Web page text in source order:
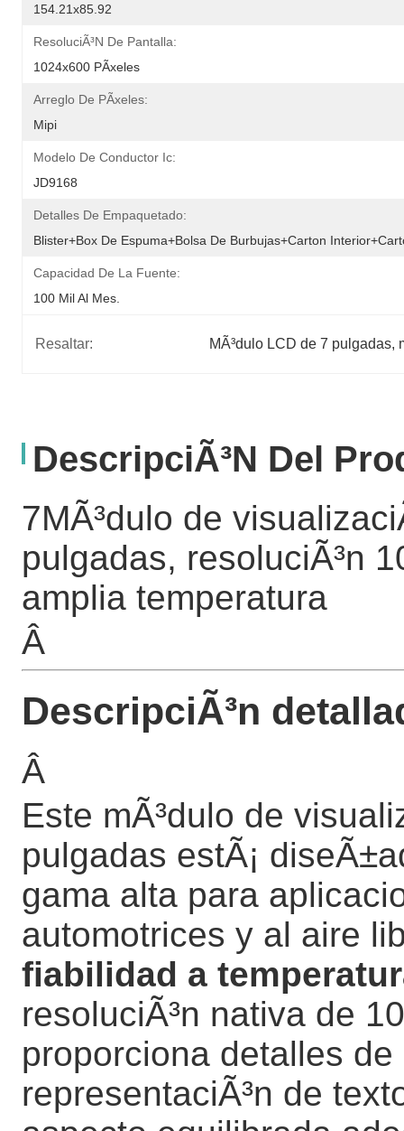
154.21x85.92
ResoluciÃ³n De Pantalla:
1024x600 PÃ­xeles
Arreglo De PÃ­xeles:
Mipi
Modelo De Conductor Ic:
JD9168
Detalles De Empaquetado:
Blister+Box De Espuma+bolsa De Burbujas+Carton
Capacidad De La Fuente:
100 Mil Al Mes.
Resaltar: MÃ³dulo LCD de 7 pulgadas,
DescripciÃ³n Del
7MÃ³dulo de
pulgadas, resoluciÃ³n
amplia temperatura
Â
DescripciÃ³n
Â
Este mÃ³dulo de
pulgadas estÃ¡
gama alta para
automotrices y al aire
fiabilidad a
resoluciÃ³n nativa de
proporciona detalles
representaciÃ³n de